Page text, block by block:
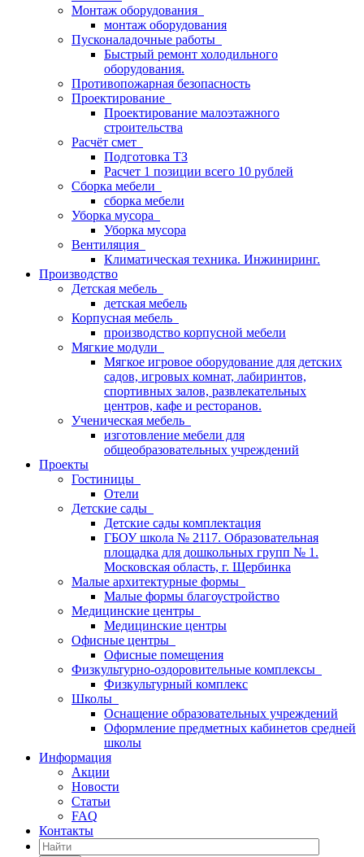
Монтаж оборудования
монтаж оборудования
Пусконаладочные работы
Быстрый ремонт холодильного
оборудования.
Противопожарная безопасность
Проектирование
Проектирование малоэтажного
строительства
Расчёт смет
Подготовка ТЗ
Расчет 1 позиции всего 10 рублей
Сборка мебели
сборка мебели
Уборка мусора
Уборка мусора
Вентиляция
Климатическая техника. Инжиниринг.
Производство
Детская мебель
детская мебель
Корпусная мебель
производство корпусной мебели
Мягкие модули
Мягкое игровое оборудование для детских
садов, игровых комнат, лабиринтов,
спортивных залов, развлекательных
центров, кафе и ресторанов.
Ученическая мебель
изготовление мебели для
общеобразовательных учреждений
Проекты
Гостиницы
Отели
Детские сады
Детские сады комплектация
ГБОУ школа № 2117. Образовательная
площадка для дошкольных групп № 1.
Московская область, г. Щербинка
Малые архитектурные формы
Малые формы благоустройство
Медицинские центры
Медицинские центры
Офисные центры
Офисные помещения
Физкультурно-оздоровительные комплексы
Физкультурный комплекс
Школы
Оснащение образовательных учреждений
Оформление предметных кабинетов средней
школы
Информация
Акции
Новости
Статьи
FAQ
Контакты